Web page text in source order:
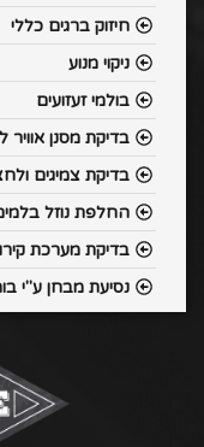
חיזוק ברגים כללי
ניקוי מנוע
בולמי זעזועים
בדיקת מסנן
בדיקת צמיגים
החלפת נוזל
בדיקת מערכת
נסיעת מבחן ע"י